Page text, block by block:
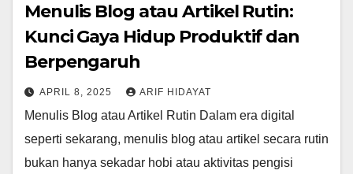
Menulis Blog atau Artikel Rutin:
Kunci Gaya Hidup Produktif dan
Berpengaruh
APRIL 8, 2025 ARIF HIDAYAT
Menulis Blog atau Artikel Rutin Dalam era digital
seperti sekarang, menulis blog atau artikel secara rutin
bukan hanya sekadar hobi atau aktivitas pengisi